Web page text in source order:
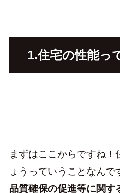
1.住宅の性能っ
まずはここからですね！
ょうっていうことなんで
品質確保の促進等に関す